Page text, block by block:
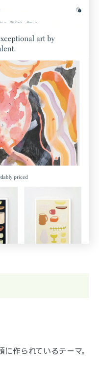
作られているテーマ。